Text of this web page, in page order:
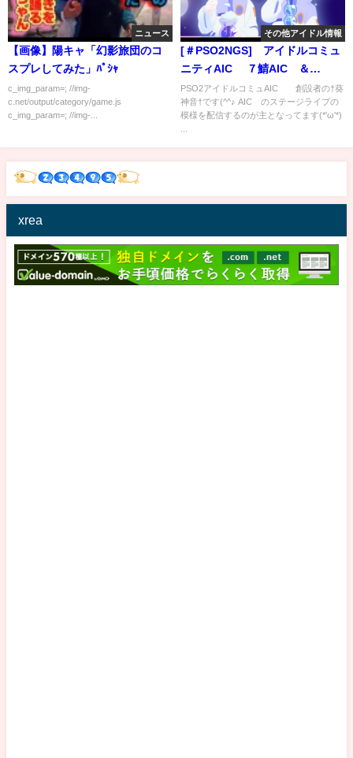
ニュース
【画像】陽キャ「幻影旅団のコ
スプレしてみた」ﾊﾟｼｬ
c_img_param=; //img-
c.net/output/category/game.js
c_img_param=; //img-...
その他アイドル情報
[＃PSO2NGS] アイドルコミュ
ニティAIC∞ ７鯖AIC∞＆
Meteor Licht ステージライブ
生配信！
PSO2アイドルコミュAIC∞ 創設者の†葵
神音†です(^^♪ AIC∞のステージライブの
模様を配信するのが主となってます(*'ω'*)
...
xrea